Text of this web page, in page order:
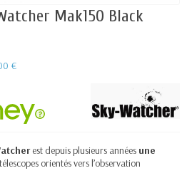
Mak150 Black
€
est depuis plusieurs années une
orientés vers l’observation